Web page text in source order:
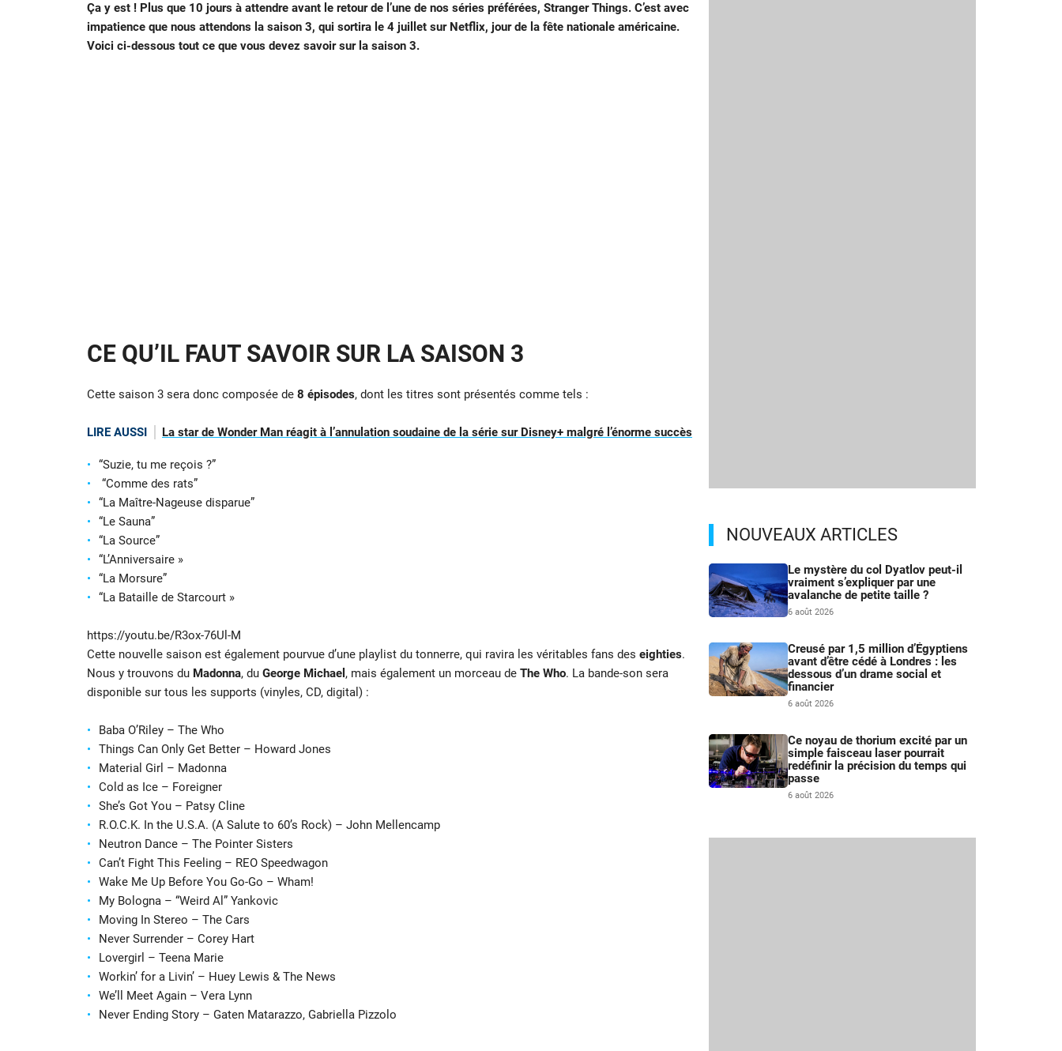
Ça y est ! Plus que 10 jours à attendre avant le retour de l’une de nos séries préférées, Stranger Things. C’est avec
impatience que nous attendons la saison 3, qui sortira le 4 juillet sur Netflix, jour de la fête nationale américaine.
Voici ci-dessous tout ce que vous devez savoir sur la saison 3.
CE QU’IL FAUT SAVOIR SUR LA SAISON 3
Cette saison 3 sera donc composée de8 épisodes, dont les titres sont présentés comme tels :
LIRE AUSSI La star de Wonder Man réagit à l’annulation soudaine de la série sur Disney+ malgré l’énorme succès
“Suzie, tu me reçois ?”
“Comme des rats”
“La Maître-Nageuse disparue”
“Le Sauna”
“La Source”
“L’Anniversaire »
“La Morsure”
“La Bataille de Starcourt »
https://youtu.be/R3ox-76Ul-M
Cette nouvelle saison est également pourvue d’une playlist du tonnerre, qui ravira les véritables fans des eighties.
Nous y trouvons du Madonna, du George Michael , mais également un morceau de The Who. La bande-son sera
disponible sur tous les supports (vinyles, CD, digital) :
Baba O’Riley – The Who
Things Can Only Get Better – Howard Jones
Material Girl – Madonna
Cold as Ice – Foreigner
She’s Got You – Patsy Cline
R.O.C.K. In the U.S.A. (A Salute to 60’s Rock) – John Mellencamp
Neutron Dance – The Pointer Sisters
Can’t Fight This Feeling – REO Speedwagon
Wake Me Up Before You Go-Go – Wham!
My Bologna – “Weird Al” Yankovic
Moving In Stereo – The Cars
Never Surrender – Corey Hart
Lovergirl – Teena Marie
Workin’ for a Livin’ – Huey Lewis & The News
We’ll Meet Again – Vera Lynn
Never Ending Story – Gaten Matarazzo, Gabriella Pizzolo
NOUVEAUX ARTICLES
Le mystère du col Dyatlov peut-il
vraiment s’expliquer par une
avalanche de petite taille ?
6 août 2026
Creusé par 1,5 million d’Égyptiens
avant d’être cédé à Londres : les
dessous d’un drame social et
financier
6 août 2026
Ce noyau de thorium excité par un
simple faisceau laser pourrait
redéfinir la précision du temps qui
passe
6 août 2026